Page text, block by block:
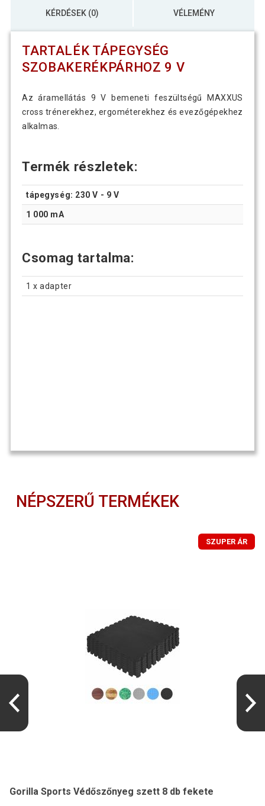
KÉRDÉSEK (0) VÉLEMÉNY
TARTALÉK TÁPEGYSÉG
SZOBAKERÉKPÁRHOZ 9 V
Az áramellátás 9 V bemeneti feszültségű MAXXUS
cross trénerekhez, ergométerekhez és evezőgépekhez
alkalmas.
Termék részletek:
tápegység: 230 V - 9 V
1 000 mA
Csomag tartalma:
1 x adapter
NÉPSZERŰ TERMÉKEK
SZUPER ÁR
Gorilla Sports Védőszőnyeg szett 8 db fekete